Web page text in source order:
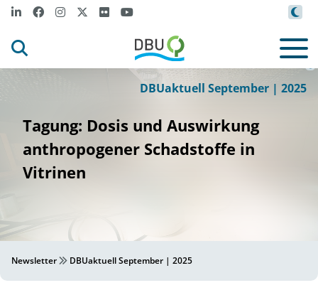
Rathgen
For
chungs
labor
, S
aat
l
che
useen zu Ber
l
/ S
e
an Röhr
DBUaktuell September | 2025
Tagung: Dosis und Auswirkung
anthropogener Schadstoffe in
Vitrinen
Newsletter DBUaktuell September | 2025